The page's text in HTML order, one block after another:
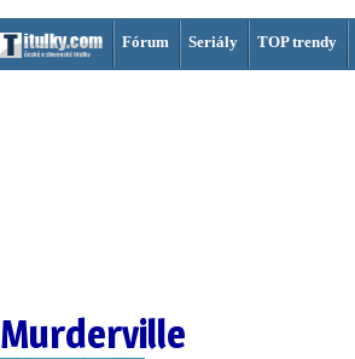
Fórum Seriály TOP trendy
Murderville